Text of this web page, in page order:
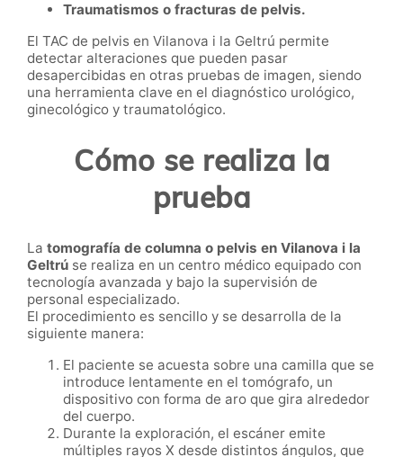
Traumatismos o fracturas de pelvis.
El TAC de pelvis en Vilanova i la Geltrú permite
detectar alteraciones que pueden pasar
desapercibidas en otras pruebas de imagen, siendo
una herramienta clave en el diagnóstico urológico,
ginecológico y traumatológico.
Cómo se realiza la
prueba
La tomografía de columna o pelvis en Vilanova i la
Geltrú se realiza en un centro médico equipado con
tecnología avanzada y bajo la supervisión de
personal especializado.
El procedimiento es sencillo y se desarrolla de la
siguiente manera:
El paciente se acuesta sobre una camilla que se
introduce lentamente en el tomógrafo, un
dispositivo con forma de aro que gira alrededor
del cuerpo.
Durante la exploración, el escáner emite
múltiples rayos X desde distintos ángulos, que